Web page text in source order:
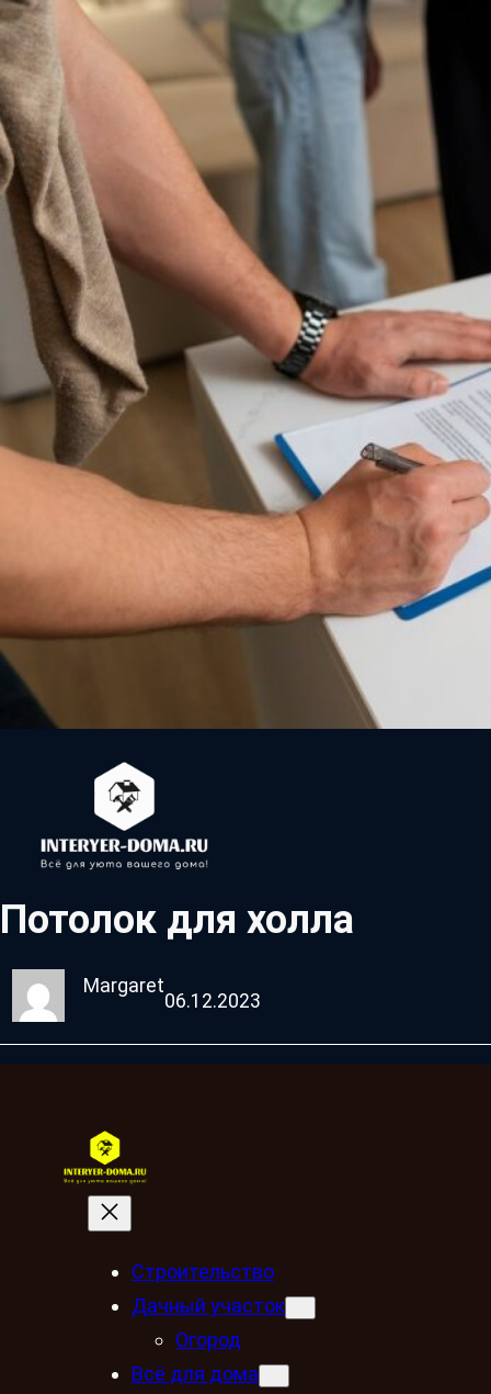
Потолок для холла
Margaret
06.12.2023
Строительство
Дачный участок
Огород
Всё для дома